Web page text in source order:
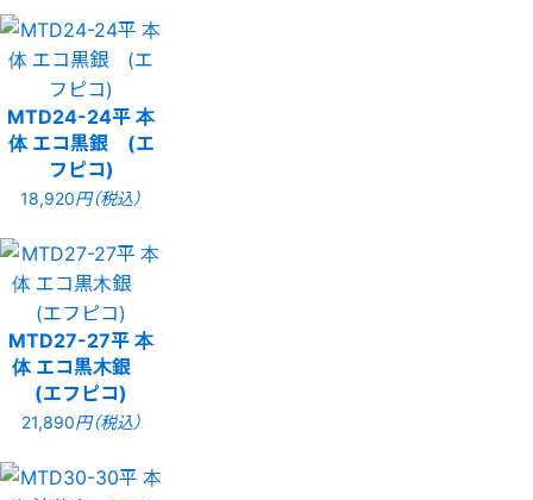
MTD24-24平 本
体 エコ黒銀 (エ
フピコ)
18,920円（税込）
MTD27-27平 本
体 エコ黒木銀
(エフピコ)
21,890円（税込）